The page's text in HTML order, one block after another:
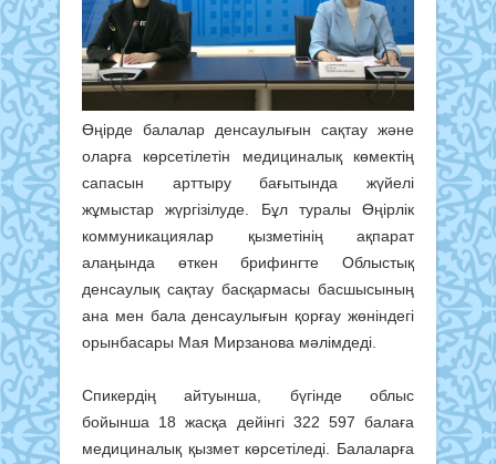
Өңірде балалар денсаулығын сақтау және
оларға көрсетілетін медициналық көмектің
сапасын арттыру бағытында жүйелі
жұмыстар жүргізілуде. Бұл туралы Өңірлік
коммуникациялар қызметінің ақпарат
алаңында өткен брифингте Облыстық
денсаулық сақтау басқармасы басшысының
ана мен бала денсаулығын қорғау жөніндегі
орынбасары Мая Мирзанова мәлімдеді.
Спикердің айтуынша, бүгінде облыс
бойынша 18 жасқа дейінгі 322 597 балаға
медициналық қызмет көрсетіледі. Балаларға